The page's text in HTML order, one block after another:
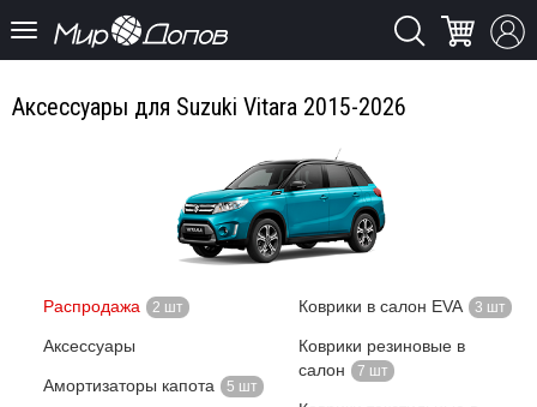
Аксессуары для Suzuki Vitara 2015-2026
Распродажа 2 шт
Аксессуары
Амортизаторы капота 5 шт
Коврики в салон EVA 3 шт
Коврики резиновые в
салон
7 шт